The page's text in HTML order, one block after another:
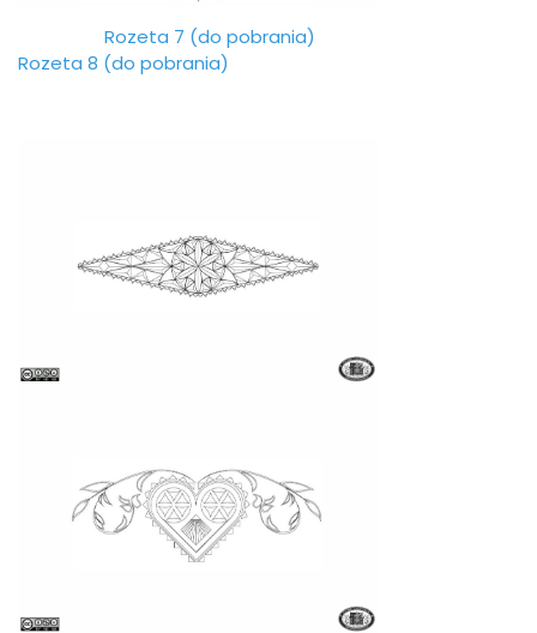
Rozeta 7 (do pobrania)
Rozeta 8 (do pobrania)